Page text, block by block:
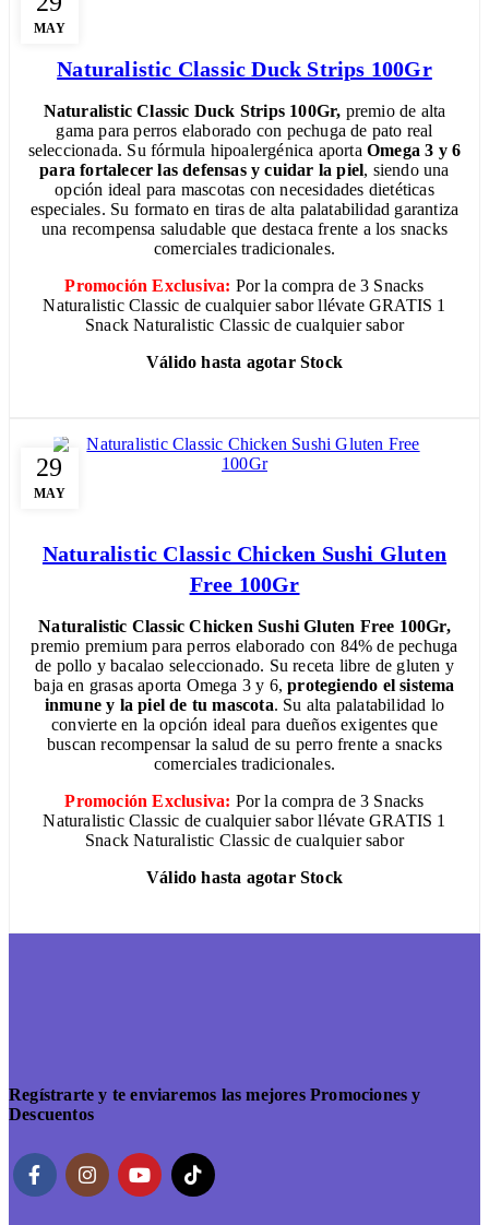
MAY
Naturalistic Classic Duck Strips 100Gr
Naturalistic Classic Duck Strips 100Gr, premio de alta
gama para perros elaborado con pechuga de pato real
seleccionada. Su fórmula hipoalergénica aportaOmega 3 y 6
para fortalecer las defensas y cuidar la piel, siendo una
opción ideal para mascotas con necesidades dietéticas
especiales. Su formato en tiras de alta palatabilidad garantiza
una recompensa saludable que destaca frente a los snacks
comerciales tradicionales.
Promoción Exclusiva: Por la compra de 3 Snacks
Naturalistic Classic de cualquier sabor llévate GRATIS 1
Snack Naturalistic Classic de cualquier sabor
Válido hasta agotar Stock
29
MAY
Naturalistic Classic Chicken Sushi Gluten
Free 100Gr
Naturalistic Classic Chicken Sushi Gluten Free 100Gr,
premio premium para perros elaborado con 84% de pechuga
de pollo y bacalao seleccionado. Su receta libre de gluten y
baja en grasas aporta Omega 3 y 6,protegiendo el sistema
inmune y la piel de tu mascota. Su alta palatabilidad lo
convierte en la opción ideal para dueños exigentes que
buscan recompensar la salud de su perro frente a snacks
comerciales tradicionales.
Promoción Exclusiva: Por la compra de 3 Snacks
Naturalistic Classic de cualquier sabor llévate GRATIS 1
Snack Naturalistic Classic de cualquier sabor
Válido hasta agotar Stock
Regístrarte y te enviaremos las mejores Promociones y
Descuentos